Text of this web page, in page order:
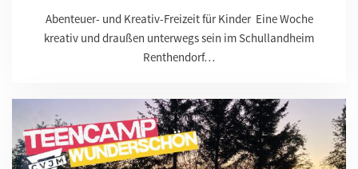
Abenteuer- und Kreativ-Freizeit für Kinder Eine Woche
kreativ und draußen unterwegs sein im Schullandheim
Renthendorf…